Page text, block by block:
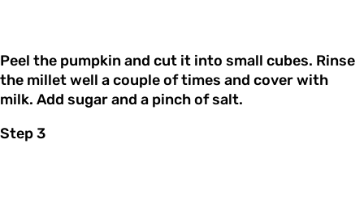
Peel the pumpkin and cut it into small cubes. Rinse
the millet well a couple of times and cover with
milk. Add sugar and a pinch of salt.
Step 3